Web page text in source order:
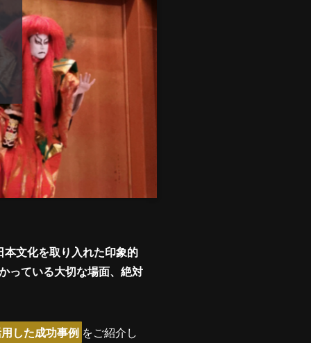
本文化を取り入れた印象的
っている大切な場面、絶対
した成功事例 をご紹介し